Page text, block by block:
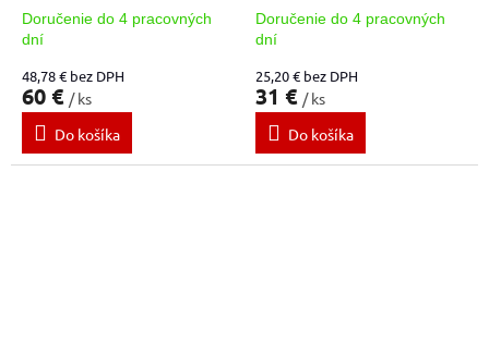
Doručenie do 4 pracovných
dní
48,78 € bez DPH
60 € / ks
Do košíka
Doručenie do 4 pracovných
dní
25,20 € bez DPH
31 € / ks
Do košíka